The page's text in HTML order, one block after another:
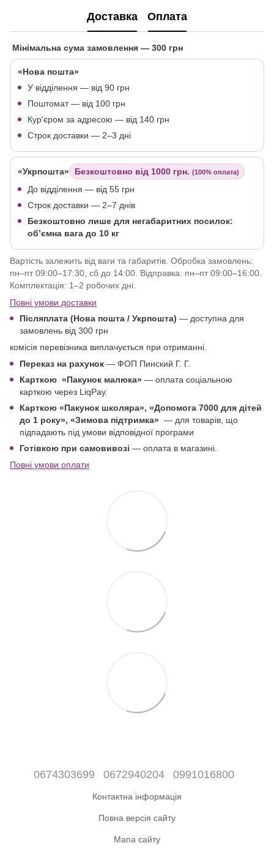
Доставка Оплата
Мінімальна сума замовлення — 300 грн
«Нова пошта»
У відділення — від 90 грн
Поштомат — від 100 грн
Кур'єром за адресою — від 140 грн
Строк доставки — 2–3 дні
«Укрпошта» Безкоштовно від 1000 грн. (100% оплата)
До відділення — від 55 грн
Строк доставки — 2–7 днів
Безкоштовно лише для негабаритних посилок:
об’ємна вага до 10 кг
Вартість залежить від ваги та габаритів. Обробка замовлень:
пн–пт 09:00–17:30, сб до 14:00. Відправка: пн–пт 09:00–16:00.
Комплектація: 1–2 робочих дні.
Повні умови доставки
Післяплата (Нова пошта / Укрпошта) — доступна для
замовлень від 300 грн
комісія перевізника виплачується при отриманні.
Переказ на рахунок — ФОП Пинский Г. Г.
Карткою «Пакунок малюка» — оплата соціальною
карткою через LiqPay.
Карткою «Пакунок школяра», «Допомога 7000 для дітей
до 1 року», «Зимова підтримка» — для товарів, що
підпадають під умови відповідної програми
Готівкою при самовивозі — оплата в магазині.
Повні умови оплати
0674303699 0672940204 0991016800
Контактна інформація
Повна версія сайту
Мапа сайту